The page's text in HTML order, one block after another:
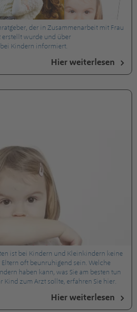
der in Zusammenarbeit mit Frau
erstellt wurde und über
Kindern informiert.
Hier weiterlesen
ist bei Kindern und Kleinkindern keine
Eltern oft beunruhigend sein. Welche
haben kann, was Sie am besten tun
Kind zum Arzt sollte, erfahren Sie hier.
Hier weiterlesen